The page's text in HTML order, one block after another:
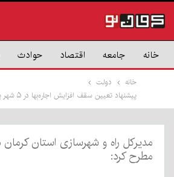
خانه جامعه اقتصاد حوادث
خانه
دولت
پیشنهاد تعیین سقف افزایش اجاره‌بها در ۵ شهر بزرگ کرمان
مدیرکل راه و شهرسازی استان
مطرح کرد: